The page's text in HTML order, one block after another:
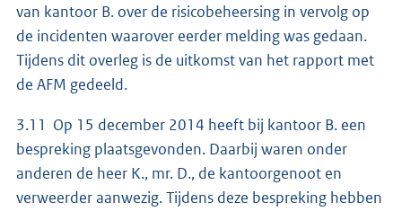
van kantoor B. over de risicobeheersing in vervolg op
de incidenten waarover eerder melding was gedaan.
Tijdens dit overleg is de uitkomst van het rapport met
de AFM gedeeld.
3.11 Op 15 december 2014 heeft bij kantoor B. een
bespreking plaatsgevonden. Daarbij waren onder
anderen de heer K., mr. D., de kantoorgenoot en
verweerder aanwezig. Tijdens deze bespreking hebben